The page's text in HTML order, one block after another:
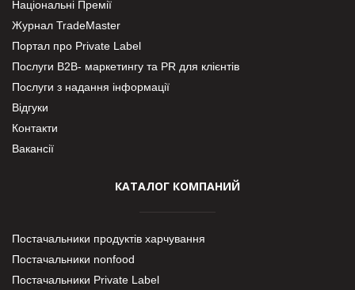
Національні Премії
Журнал TradeMaster
Портал про Private Label
Послуги В2В- маркетингу та PR для клієнтів
Послуги з надання інформації
Відгуки
Контакти
Вакансії
КАТАЛОГ КОМПАНИЙ
Постачальники продуктів харчування
Постачальники nonfood
Постачальники Private Label